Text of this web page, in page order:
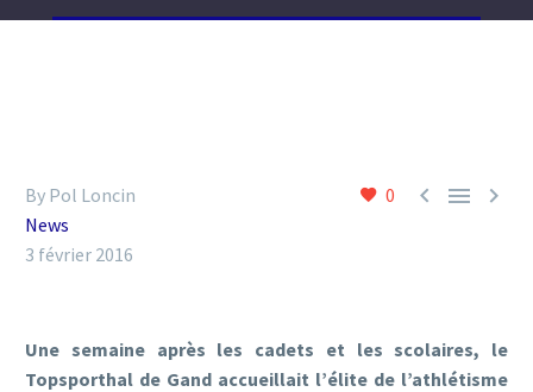
0   
By Pol Loncin
News
3 février 2016
Une semaine après les cadets et les scolaires, le
Topsporthal de Gand accueillait l’élite de l’athlétisme